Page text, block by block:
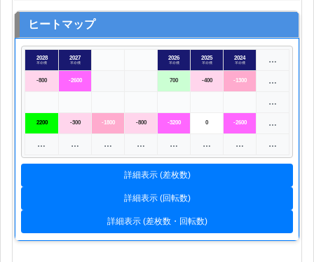
ヒートマップ
2028
革命機
2027
革命機
2026
革命機
2025
革命機
2024
革命機 …
-800 -2600 700 -400 -1300 …
…
2200 -300 -1800 -800 -3200 0 -2600 …
… … … … … … … …
詳細表示 (差枚数)
詳細表示 (回転数)
詳細表示 (差枚数・回転数)